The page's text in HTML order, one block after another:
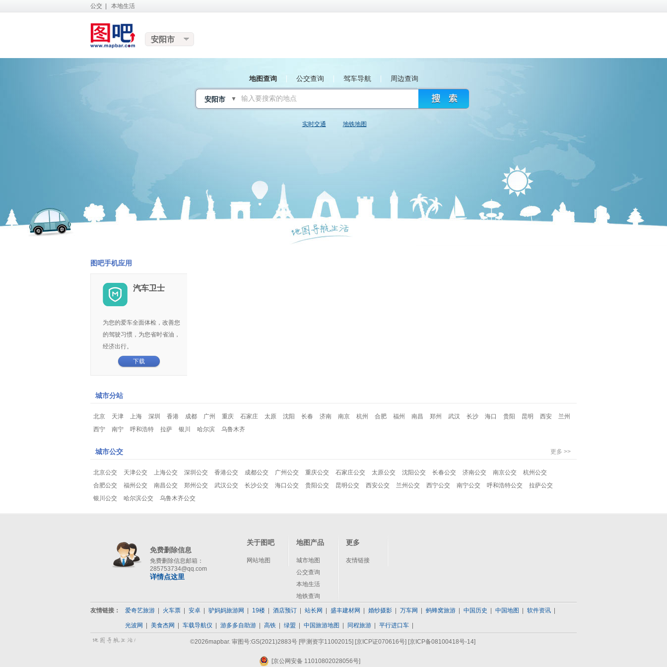
公交 本地生活
地图查询 公交查询 驾车导航 周边查询
▼
实时交通 地铁地图
图吧手机应用
汽车卫士
为您的爱车全面体检，改善您
的驾驶习惯，为您省时省油，
经济出行。
下载
城市分站
北京 天津 上海 深圳 香港 成都 广州 重庆 石家庄 太原 沈阳 长春 济南 南京 杭州 合肥 福州 南昌 郑州 武汉 长沙 海口 贵阳 昆明 西安
兰州
西宁
南宁 呼和浩特 拉萨 银川 哈尔滨 乌鲁木齐
更多 >>
城市公交
北京公交 天津公交 上海公交 深圳公交 香港公交 成都公交 广州公交 重庆公交 石家庄公交 太原公交 沈阳公交 长春公交 济南公交 南京公交
杭州公交
合肥公交
福州公交 南昌公交 郑州公交 武汉公交 长沙公交 海口公交 贵阳公交 昆明公交 西安公交 兰州公交 西宁公交 南宁公交 呼和浩特公交
拉萨公交
银川公交
哈尔滨公交 乌鲁木齐公交
免费删除信息
免费删除信息邮箱：
285753734@qq.com
详情点这里
关于图吧
网站地图
地图产品
城市地图
公交查询
本地生活
地铁查询
更多
友情链接
友情链接： 爱奇艺旅游 火车票 安卓 驴妈妈旅游网 19楼 酒店预订 站长网 盛丰建材网 婚纱摄影 万车网 蚂蜂窝旅游 中国历史 中国地图 软件资讯
光波网 美食杰网 车载导航仪 游多多自助游 高铁 绿盟 中国旅游地图 同程旅游 平行进口车
©2026mapbar. 审图号:GS(2021)2883号 [甲测资字11002015] [京ICP证070616号] [京ICP备08100418号-14]
[京公网安备 11010802028056号]